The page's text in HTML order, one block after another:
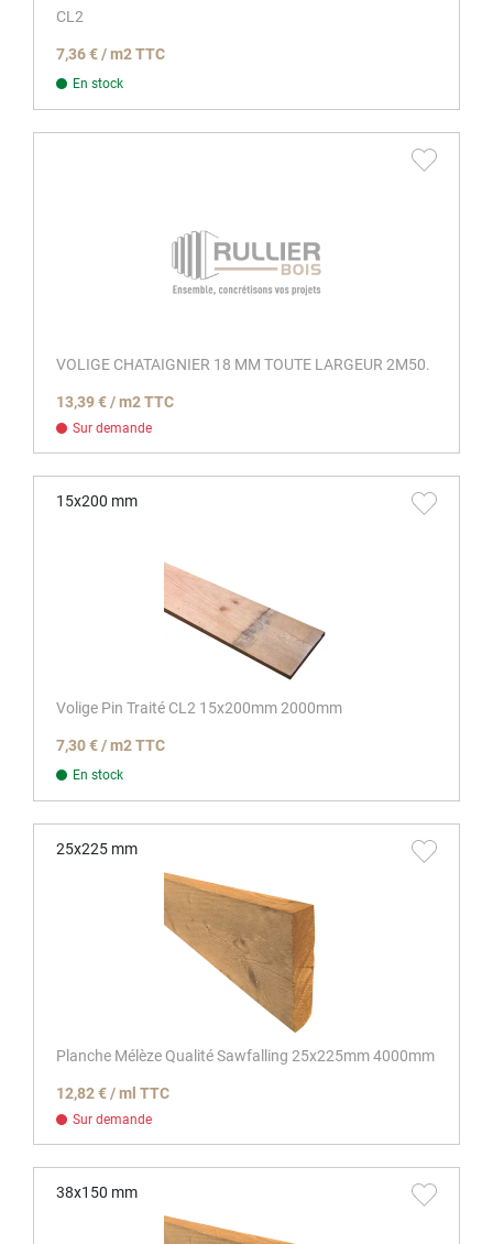
CL2
7,36 € / m2 TTC
En stock
VOLIGE CHATAIGNIER 18 MM TOUTE LARGEUR 2M50.
13,39 € / m2 TTC
Sur demande
15x200 mm
Volige Pin Traité CL2 15x200mm 2000mm
7,30 € / m2 TTC
En stock
25x225 mm
Planche Mélèze Qualité Sawfalling 25x225mm 4000mm
12,82 € / ml TTC
Sur demande
38x150 mm